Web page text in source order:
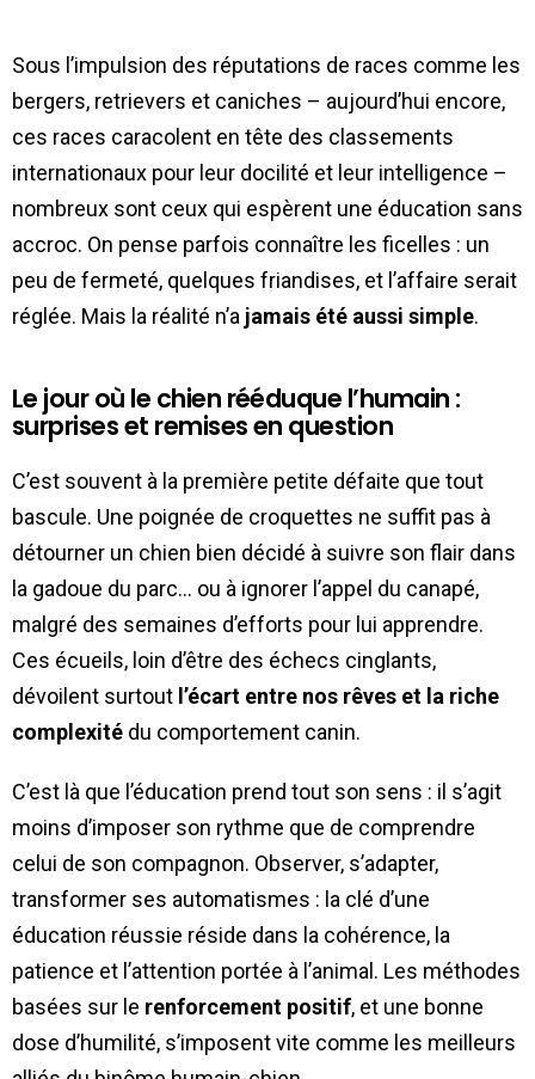
Sous l’impulsion des réputations de races comme les
bergers, retrievers et caniches – aujourd’hui encore,
ces races caracolent en tête des classements
internationaux pour leur docilité et leur intelligence –
nombreux sont ceux qui espèrent une éducation sans
accroc. On pense parfois connaître les ficelles : un
peu de fermeté, quelques friandises, et l’affaire serait
réglée. Mais la réalité n’a jamais été aussi simple.
Le jour où le chien rééduque l’humain :
surprises et remises en question
C’est souvent à la première petite défaite que tout
bascule. Une poignée de croquettes ne suffit pas à
détourner un chien bien décidé à suivre son flair dans
la gadoue du parc… ou à ignorer l’appel du canapé,
malgré des semaines d’efforts pour lui apprendre.
Ces écueils, loin d’être des échecs cinglants,
dévoilent surtout l’écart entre nos rêves et la riche
complexité du comportement canin.
C’est là que l’éducation prend tout son sens : il s’agit
moins d’imposer son rythme que de comprendre
celui de son compagnon. Observer, s’adapter,
transformer ses automatismes : la clé d’une
éducation réussie réside dans la cohérence, la
patience et l’attention portée à l’animal. Les méthodes
basées sur le renforcement positif, et une bonne
dose d’humilité, s’imposent vite comme les meilleurs